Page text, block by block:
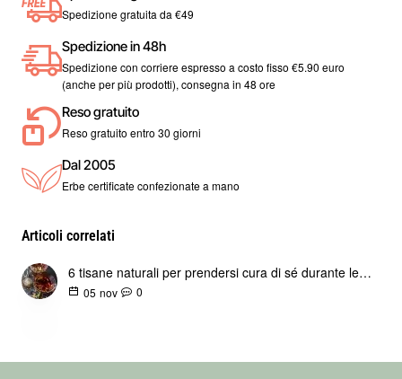
ricette con una quantità uguale di mannitolo.
Può essere utilizzato in una varietà di piatti, inclusi dessert,
bevande e persino piatti salati. Sperimenta diverse ricette e
goditi il gusto dolce del mannitolo senza il senso di colpa di un
consumo eccessivo di zucchero.
Contenuto 100 - 500 - 1000 grammi
Spedizione gratuita da €49
Spedizione in 48h
Spedizione con corriere espresso a costo fisso €5.90 euro
(anche per più prodotti), consegna in 48 ore
Reso gratuito
Reso gratuito entro 30 giorni
Dal 2005
Erbe certificate confezionate a mano
Articoli correlati
6 tisane naturali per prendersi cura di sé durante le festività
05 nov 0